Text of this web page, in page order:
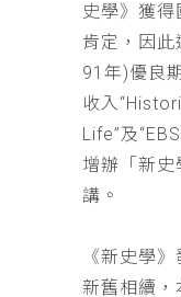
史學》獲
肯定，因
91年)優良
收入
Life”及
增辦「新
講。
《新史學
新舊相續，